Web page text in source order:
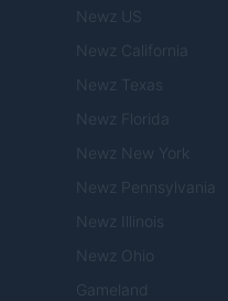
Newz US
Newz California
Newz Texas
Newz Florida
Newz New York
Newz Pennsylvania
Newz Illinois
Newz Ohio
Gameland